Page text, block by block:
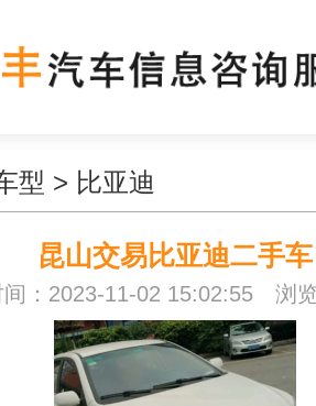
型 > 比亚迪
昆山交易比亚迪二手车
间：2023-11-02 15:02:55 浏